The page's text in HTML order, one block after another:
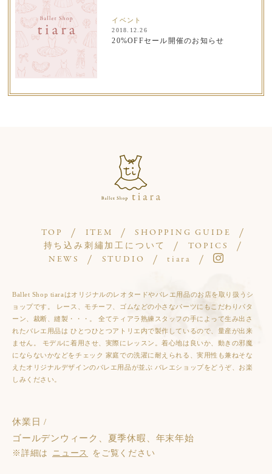
イベント
2018.12.26
20%OFFセール開催のお知らせ
TOP ITEM
SHOPPING GUIDE
持ち込み刺繡加工について
TOPICS
NEWS
STUDIO tiara
Ballet Shop tiaraはオリジナルのレオタードやバレエ用品のお店を取り扱うシ
ョップです。 レース、モチーフ、ゴムなどの小さなパーツにもこだわりパタ
ーン、裁断、縫製・・・。 全てティアラ熟練スタッフの手によって生み出さ
れたバレエ用品は ひとつひとつアトリエ内で製作しているので、量産が出来
ません。 モデルに着用させ、実際にレッスン。着心地は良いか、動きの邪魔
にならないかなどをチェック 家庭での洗濯に耐えられる、実用性も兼ねそな
えたオリジナルデザインのバレエ用品が並ぶ バレエショップをどうぞ、お楽
しみください。
休業日 /
ゴールデンウィーク、夏季休暇、年末年始
※詳細は ニュース をご覧ください